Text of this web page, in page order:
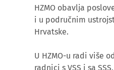
HZMO obavlja
i u područnim
Hrvatske.
U HZMO-u radi više
radnici s VSS i sa